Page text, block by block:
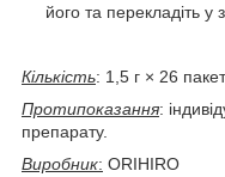
його та перекладіть
Кількість: 1,5 г × 26
Протипоказання:
препарату.
Виробник: ORIHIRO